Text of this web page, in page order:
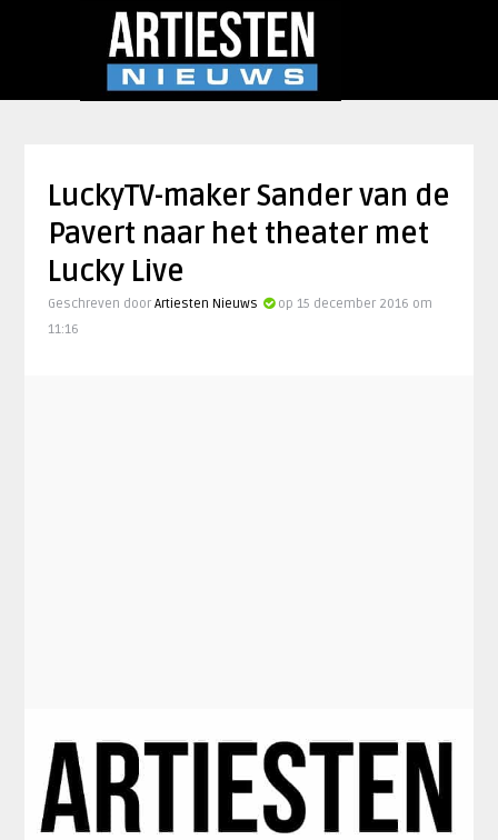
LuckyTV-maker Sander van de
Pavert naar het theater met
Lucky Live
Geschreven door Artiesten Nieuws
op 15 december 2016 om
11:16